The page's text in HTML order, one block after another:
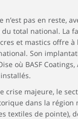
n’est pas en reste,
du total national. La
et mastics offre à
Son
où BASF
crise majeure, le
dans la région
textiles de pointe),